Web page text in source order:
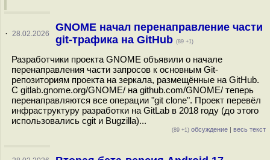
· 28.02.2026
GNOME начал перенаправление части
git-трафика на GitHub (89 +1)
Разработчики проекта GNOME объявили о начале
перенаправления части запросов к основным Git-
репозиториям проекта на зеркала, размещённые на GitHub.
С gitlab.gnome.org/GNOME/ на github.com/GNOME/ теперь
перенаправляются все операции "git clone". Проект перевёл
инфраструктуру разработки на GitLab в 2018 году (до этого
использовались cgit и Bugzilla)...
(89 +1) обсуждение | весь текст